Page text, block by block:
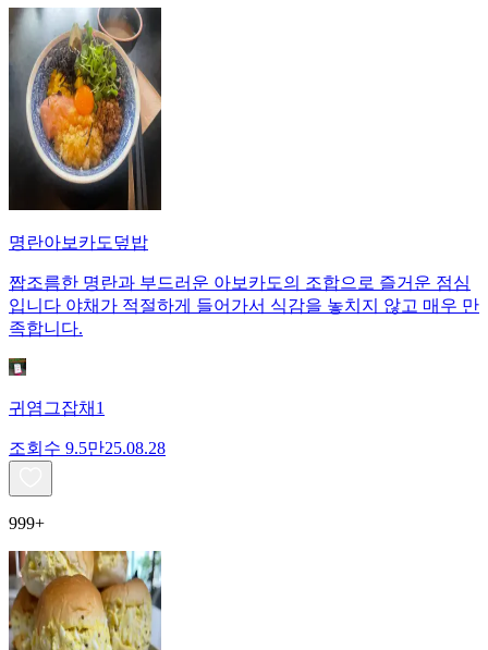
명란아보카도덮밥
짭조름한 명란과 부드러운 아보카도의 조합으로 즐거운 점심
입니다 야채가 적절하게 들어가서 식감을 놓치지 않고 매우 만
족합니다.
귀염그잡채1
조회수 9.5만25.08.28
999+